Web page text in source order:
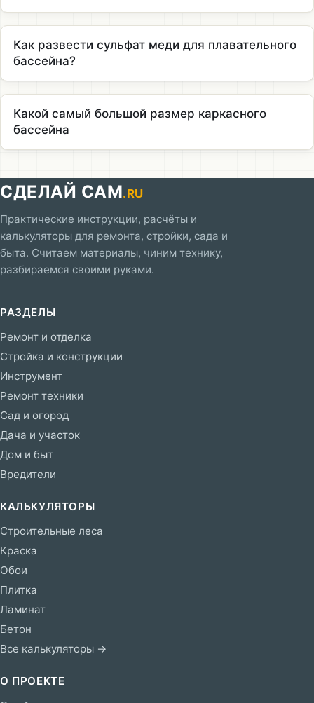
Как развести сульфат меди для плавательного
бассейна?
Какой самый большой размер каркасного
бассейна
СДЕЛАЙ САМ.RU
Практические инструкции, расчёты и
калькуляторы для ремонта, стройки, сада и
быта. Считаем материалы, чиним технику,
разбираемся своими руками.
РАЗДЕЛЫ
Ремонт и отделка
Стройка и конструкции
Инструмент
Ремонт техники
Сад и огород
Дача и участок
Дом и быт
Вредители
КАЛЬКУЛЯТОРЫ
Строительные леса
Краска
Обои
Плитка
Ламинат
Бетон
Все калькуляторы →
О ПРОЕКТЕ